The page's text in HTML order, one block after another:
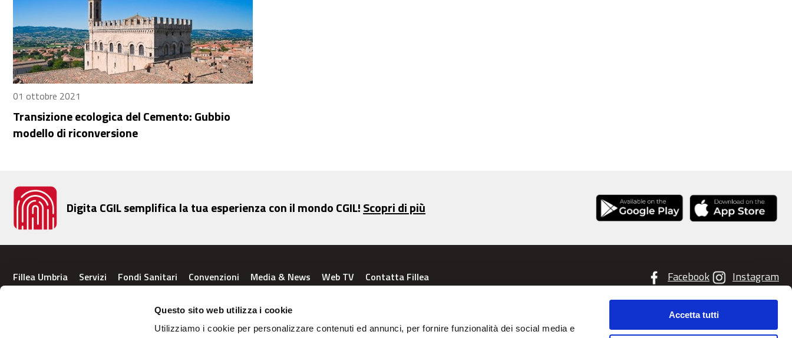
Questo sito web utilizza i cookie
Utilizziamo i cookie per personalizzare contenuti ed annunci, per fornire funzionalità dei social media e
Accetta tutti
01 ottobre 2021
Transizione ecologica del Cemento: Gubbio
modello di riconversione
Digita CGIL semplifica la tua esperienza con il mondo CGIL!Scopri di più
Fillea Umbria Servizi Fondi Sanitari Convenzioni Media & News Web TV Contatta Fillea Facebook Instagram
FILLEA CGIL UMBRIA
Terni